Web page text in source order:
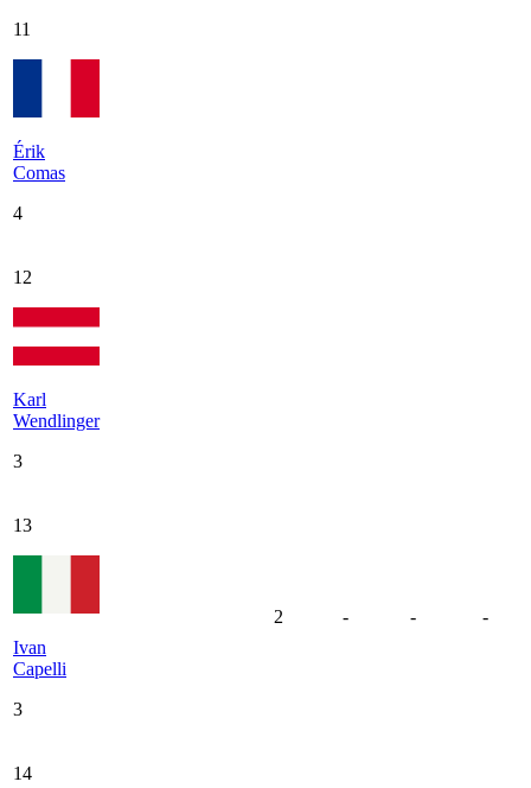
11
Érik
Comas
4
12
Karl
Wendlinger
3
13
Ivan
Capelli
3
2 - - -
14